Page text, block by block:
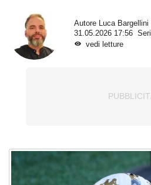
Autore Luca Bargellini
31.05.2026 17:56
vedi letture